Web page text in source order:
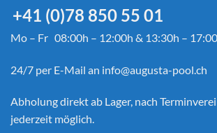
+41 (0)78 850 55 01
Mo – Fr 08:00h – 12:00h & 13:30h –
24/7 per E-Mail an info@augusta-pool.ch
Abholung direkt ab Lager, nach
jederzeit möglich.